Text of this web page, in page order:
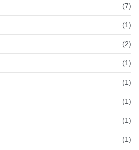
(7)
(1)
(2)
(1)
(1)
(1)
(1)
(1)